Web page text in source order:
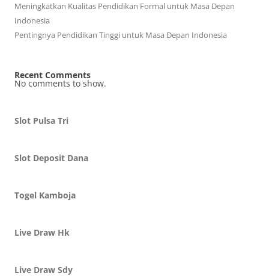
Meningkatkan Kualitas Pendidikan Formal untuk Masa Depan
Indonesia
Pentingnya Pendidikan Tinggi untuk Masa Depan Indonesia
Recent Comments
No comments to show.
Slot Pulsa Tri
Slot Deposit Dana
Togel Kamboja
Live Draw Hk
Live Draw Sdy